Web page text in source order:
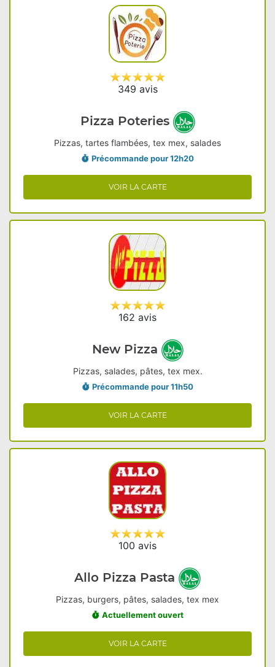
349 avis
Pizza Poteries
Pizzas, tartes flambées, tex mex, salades
Précommande pour 12h20
VOIR LA CARTE
162 avis
New Pizza
Pizzas, salades, pâtes, tex mex.
Précommande pour 11h50
VOIR LA CARTE
100 avis
Allo Pizza Pasta
Pizzas, burgers, pâtes, salades, tex mex
Actuellement ouvert
VOIR LA CARTE